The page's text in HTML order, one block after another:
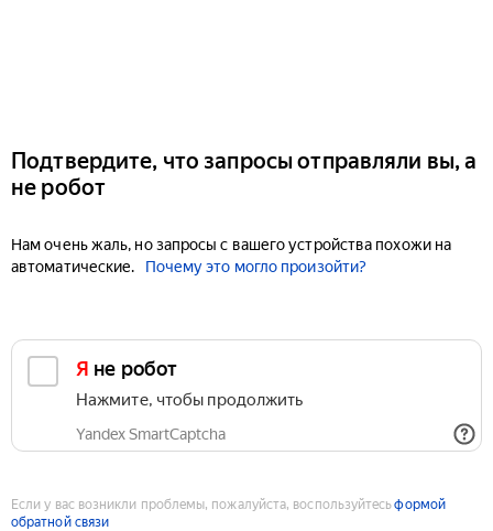
Подтвердите, что запросы отправляли вы, а
не робот
Нам очень жаль, но запросы с вашего устройства похожи на
автоматические.
Почему это могло произойти?
Я не робот
Нажмите, чтобы продолжить
Yandex SmartCaptcha
Если у вас возникли проблемы, пожалуйста, воспользуйтесьформой
обратной связи